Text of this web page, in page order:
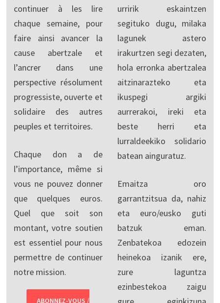
continuer à les lire
chaque semaine, pour
faire ainsi avancer la
cause abertzale et
l’ancrer dans une
perspective résolument
progressiste, ouverte et
solidaire des autres
peuples et territoires.
Chaque don a de
l’importance, même si
vous ne pouvez donner
que quelques euros.
Quel que soit son
montant, votre soutien
est essentiel pour nous
permettre de continuer
notre mission.
ABONNEZ-VOUS /
urririk eskaintzen
segituko dugu, milaka
lagunek astero
irakurtzen segi dezaten,
hola erronka abertzalea
aitzinarazteko eta
ikuspegi argiki
aurrerakoi, ireki eta
beste herri eta
lurraldeekiko solidario
batean ainguratuz.
Emaitza oro
garrantzitsua da, nahiz
eta euro/eusko guti
batzuk eman.
Zenbatekoa edozein
heinekoa izanik ere,
zure laguntza
ezinbestekoa zaigu